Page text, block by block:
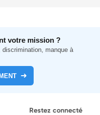
votre mission ?
discrimination, manque à
Restez connecté